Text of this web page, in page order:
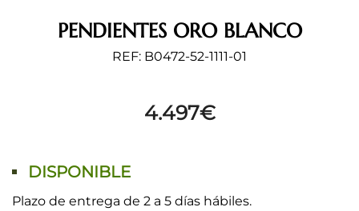
PENDIENTES ORO BLANCO
REF: B0472-52-1111-01
4.497€
DISPONIBLE
Plazo de entrega de 2 a 5 días hábiles.